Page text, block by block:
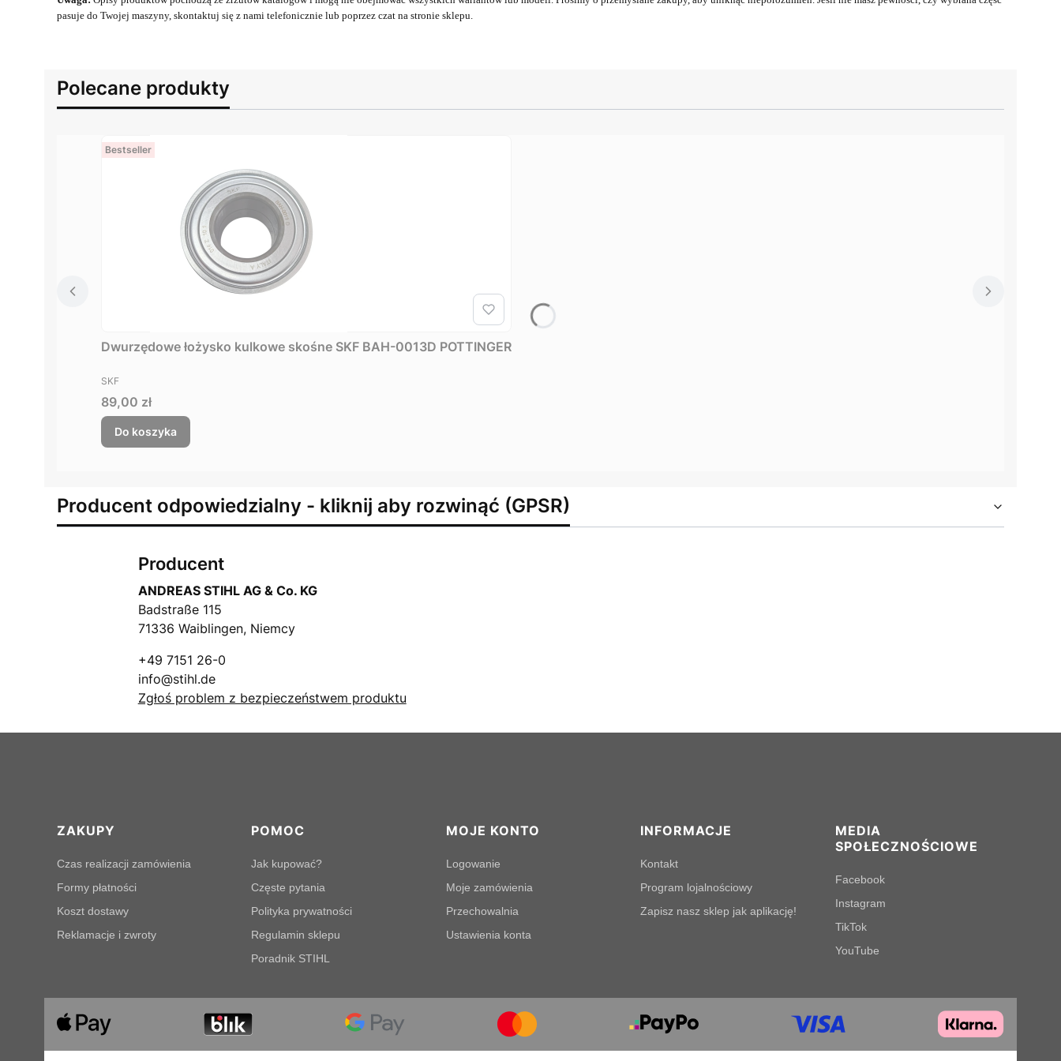
pasuje do Twojej maszyny, skontaktuj się z nami telefonicznie lub poprzez czat na stronie sklepu.
Polecane produkty
Bestseller
Dwurzędowe łożysko kulkowe skośne SKF BAH-0013D POTTINGER
PRODUCENT
SKF
Cena
89,00 zł
Do koszyka
Producent odpowiedzialny - kliknij aby rozwinąć (GPSR)
Producent
ANDREAS STIHL AG & Co. KG
Badstraße 115
71336 Waiblingen, Niemcy
+49 7151 26-0
info@stihl.de
Zgłoś problem z bezpieczeństwem produktu
Linki w stopce
ZAKUPY
Czas realizacji zamówienia
Formy płatności
Koszt dostawy
Reklamacje i zwroty
POMOC
Jak kupować?
Częste pytania
Polityka prywatności
Regulamin sklepu
Poradnik STIHL
MOJE KONTO
Logowanie
Moje zamówienia
Przechowalnia
Ustawienia konta
INFORMACJE
Kontakt
Program lojalnościowy
Zapisz nasz sklep jak aplikację!
MEDIA
SPOŁECZNOŚCIOWE
Facebook
Instagram
TikTok
YouTube